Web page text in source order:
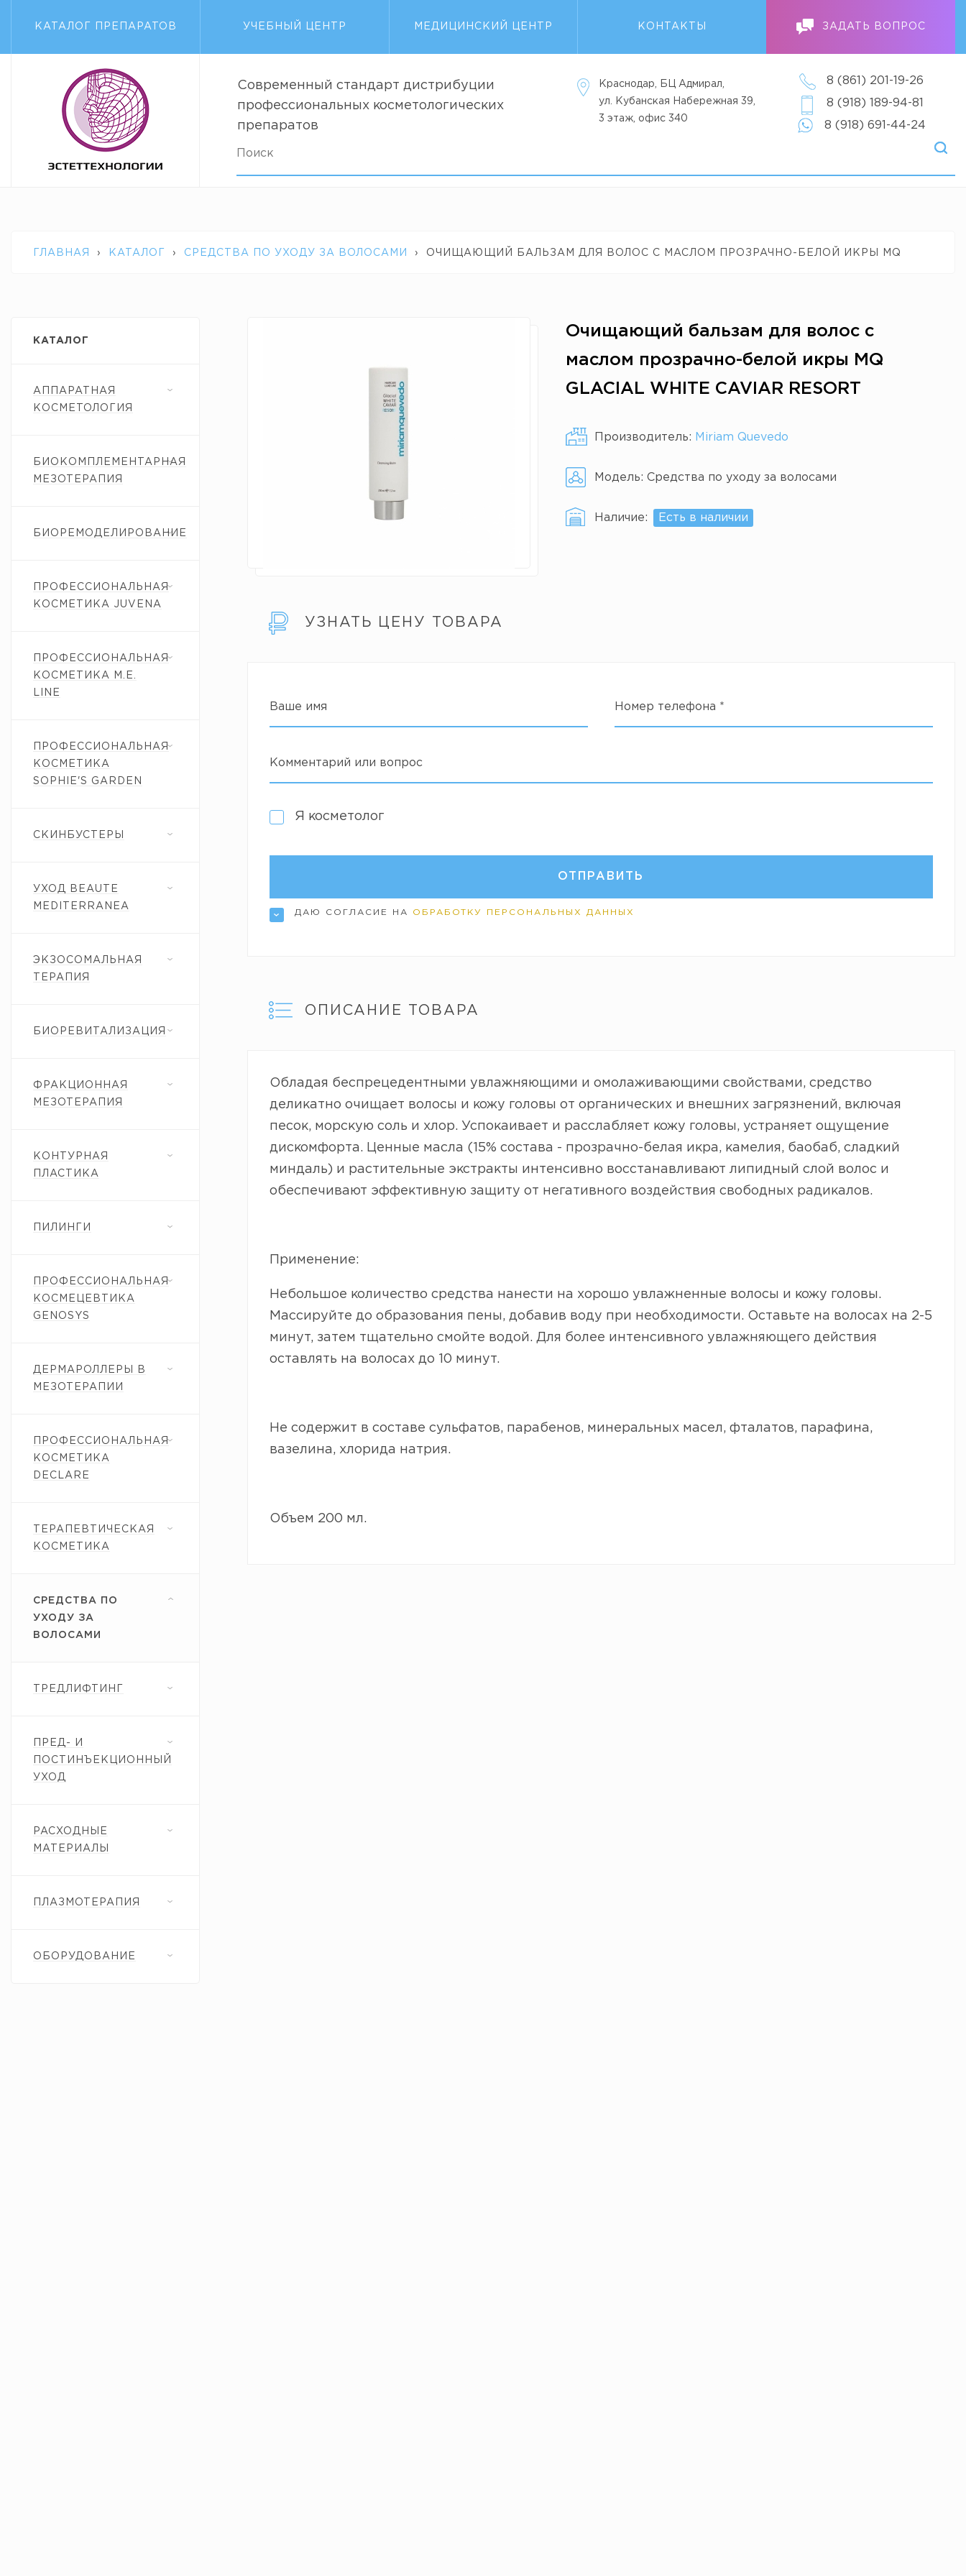
КАТАЛОГ ПРЕПАРАТОВ УЧЕБНЫЙ ЦЕНТР МЕДИЦИНСКИЙ ЦЕНТР КОНТАКТЫ ЗАДАТЬ ВОПРОС
Современный стандарт дистрибуции
профессиональных косметологических
препаратов
Краснодар, БЦ Адмирал,
ул. Кубанская Набережная 39,
3 этаж, офис 340
8 (861) 201-19-26
8 (918) 189-94-81
8 (918) 691-44-24
ГЛАВНАЯ › КАТАЛОГ › СРЕДСТВА ПО УХОДУ ЗА ВОЛОСАМИ › ОЧИЩАЮЩИЙ БАЛЬЗАМ ДЛЯ ВОЛОС С МАСЛОМ ПРОЗРАЧНО-БЕЛОЙ ИКРЫ MQ
КАТАЛОГ
АППАРАТНАЯ
КОСМЕТОЛОГИЯ
БИОКОМПЛЕМЕНТАРНАЯ
МЕЗОТЕРАПИЯ
БИОРЕМОДЕЛИРОВАНИЕ
ПРОФЕССИОНАЛЬНАЯ
КОСМЕТИКА JUVENA
ПРОФЕССИОНАЛЬНАЯ
КОСМЕТИКА M.E.
LINE
ПРОФЕССИОНАЛЬНАЯ
КОСМЕТИКА
SOPHIE'S GARDEN
СКИНБУСТЕРЫ
УХОД BEAUTE
MEDITERRANEA
ЭКЗОСОМАЛЬНАЯ
ТЕРАПИЯ
БИОРЕВИТАЛИЗАЦИЯ
ФРАКЦИОННАЯ
МЕЗОТЕРАПИЯ
КОНТУРНАЯ
ПЛАСТИКА
ПИЛИНГИ
ПРОФЕССИОНАЛЬНАЯ
КОСМЕЦЕВТИКА
GENOSYS
ДЕРМАРОЛЛЕРЫ В
МЕЗОТЕРАПИИ
ПРОФЕССИОНАЛЬНАЯ
КОСМЕТИКА
DECLARE
ТЕРАПЕВТИЧЕСКАЯ
КОСМЕТИКА
СРЕДСТВА ПО
УХОДУ ЗА
ВОЛОСАМИ
ТРЕДЛИФТИНГ
ПРЕД- И
ПОСТИНЪЕКЦИОННЫЙ
УХОД
РАСХОДНЫЕ
МАТЕРИАЛЫ
ПЛАЗМОТЕРАПИЯ
ОБОРУДОВАНИЕ
Очищающий бальзам для волос с
маслом прозрачно-белой икры MQ
GLACIAL WHITE CAVIAR RESORT
Производитель: Miriam Quevedo
Модель: Средства по уходу за волосами
Наличие: Есть в наличии
УЗНАТЬ ЦЕНУ ТОВАРА
Ваше имя Номер телефона *
Комментарий или вопрос
Я косметолог
ДАЮ СОГЛАСИЕ НА ОБРАБОТКУ ПЕРСОНАЛЬНЫХ ДАННЫХ
ОПИСАНИЕ ТОВАРА
Обладая беспрецедентными увлажняющими и омолаживающими свойствами, средство
деликатно очищает волосы и кожу головы от органических и внешних загрязнений, включая
песок, морскую соль и хлор. Успокаивает и расслабляет кожу головы, устраняет ощущение
дискомфорта. Ценные масла (15% состава - прозрачно-белая икра, камелия, баобаб, сладкий
миндаль) и растительные экстракты интенсивно восстанавливают липидный слой волос и
обеспечивают эффективную защиту от негативного воздействия свободных радикалов.
Применение:
Небольшое количество средства нанести на хорошо увлажненные волосы и кожу головы.
Массируйте до образования пены, добавив воду при необходимости. Оставьте на волосах на 2-5
минут, затем тщательно смойте водой. Для более интенсивного увлажняющего действия
оставлять на волосах до 10 минут.
Не содержит в составе сульфатов, парабенов, минеральных масел, фталатов, парафина,
вазелина, хлорида натрия.
Объем 200 мл.